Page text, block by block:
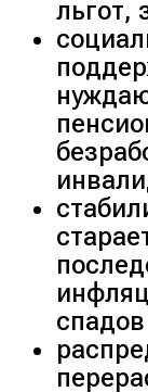
льгот,